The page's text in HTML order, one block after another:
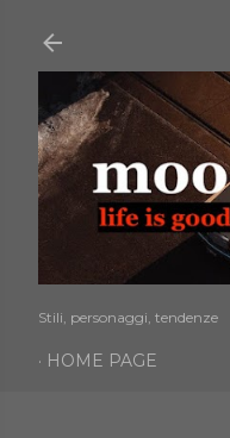
Stili, personaggi, tendenze
HOME PAGE